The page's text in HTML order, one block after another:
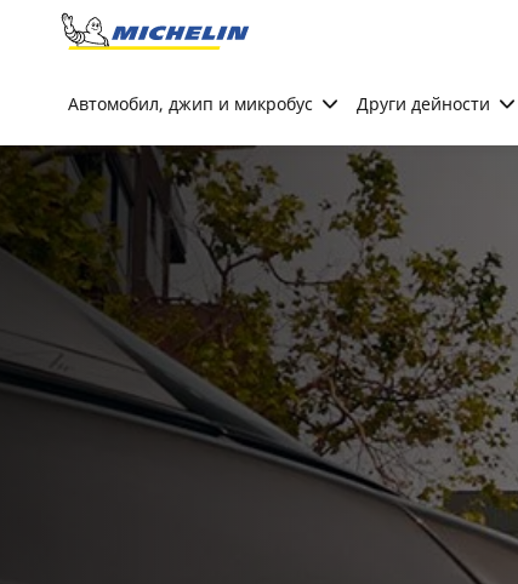
Go to page content
Автомобил, джип и микробус Други дейности